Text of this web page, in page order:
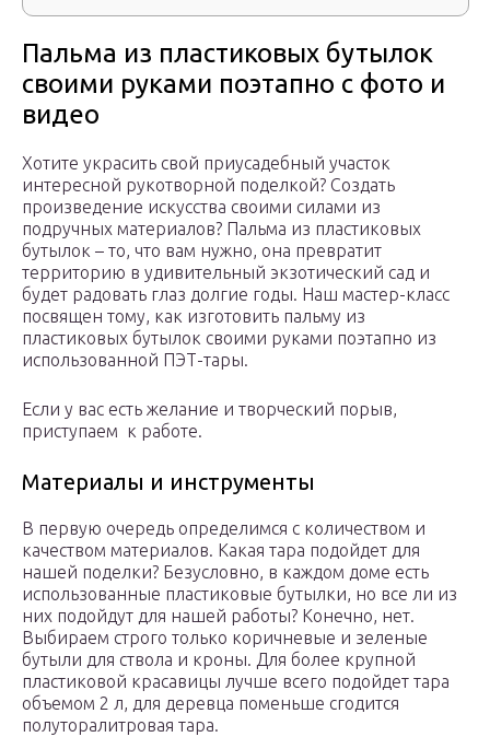
Пальма из пластиковых бутылок
своими руками поэтапно с фото и
видео
Хотите украсить свой приусадебный участок
интересной рукотворной поделкой? Создать
произведение искусства своими силами из
подручных материалов? Пальма из пластиковых
бутылок – то, что вам нужно, она превратит
территорию в удивительный экзотический сад и
будет радовать глаз долгие годы. Наш мастер-класс
посвящен тому, как изготовить пальму из
пластиковых бутылок своими руками поэтапно из
использованной ПЭТ-тары.
Если у вас есть желание и творческий порыв,
приступаем к работе.
Материалы и инструменты
В первую очередь определимся с количеством и
качеством материалов. Какая тара подойдет для
нашей поделки? Безусловно, в каждом доме есть
использованные пластиковые бутылки, но все ли из
них подойдут для нашей работы? Конечно, нет.
Выбираем строго только коричневые и зеленые
бутыли для ствола и кроны. Для более крупной
пластиковой красавицы лучше всего подойдет тара
объемом 2 л, для деревца поменьше сгодится
полуторалитровая тара.